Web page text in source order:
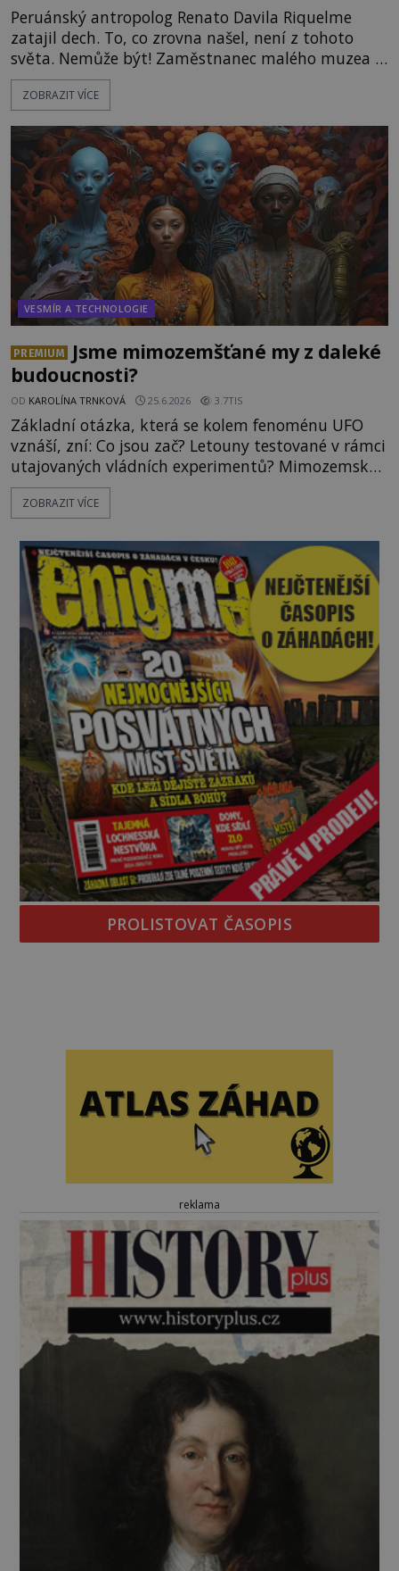
Peruánský antropolog Renato Davila Riquelme
zatajil dech. To, co zrovna našel, není z tohoto
světa. Nemůže být! Zaměstnanec malého muzea v
peruánském městečku Andahuaylillas nedaleko
legendárního Cuzca pomalu sestupuje z posvátné
Právě nalezl ostatky dvou mimozemšťanů! Vědci
nad nálezem kroutí hlavou. Už na
ZOBRAZIT VÍCE
VESMÍR A TECHNOLOGIE
PREMIUM
Jsme mimozemšťané my z daleké
budoucnosti?
OD KAROLÍNA TRNKOVÁ 25.6.2026 3.7TIS
Základní otázka, která se kolem fenoménu UFO
vznáší, zní: Co jsou zač? Letouny testované v rámci
utajovaných vládních experimentů? Mimozemské
vesmírné lodě plnící na Zemi nám neznámý úkol?
Skokani mezi dimenzemi, putující po mostech
možnostech již desítky let vzrušeně diskutují
vědci, ufologo
ZOBRAZIT VÍCE
PROLISTOVAT ČASOPIS
reklama